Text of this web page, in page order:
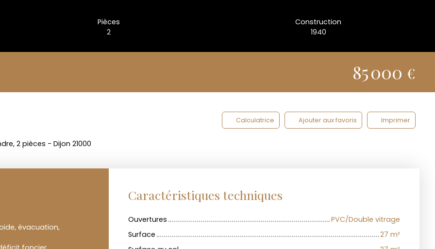
Pièces
2
Construction
1940
85 000 €
Calculatrice Ajouter aux favoris Imprimer
2 pièces - Dijon 21000
évacuation,
Caractéristiques techniques
Ouvertures
PVC/Double vitrage
Surface
27 m²